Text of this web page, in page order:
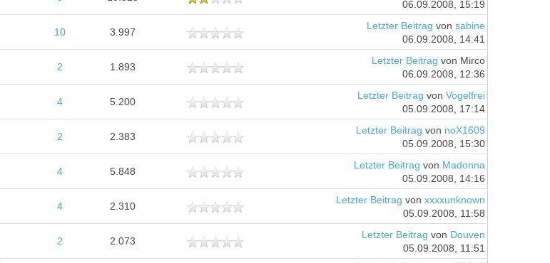
06.09.2008, 15:19
10 3.997
Letzter Beitrag von sabine
06.09.2008, 14:41
2 1.893
Letzter Beitrag von Mirco
06.09.2008, 12:36
4 5.200
Letzter Beitrag von Vogelfrei
05.09.2008, 17:14
2 2.383
Letzter Beitrag von noX1609
05.09.2008, 15:30
4 5.848
Letzter Beitrag von Madonna
05.09.2008, 14:16
4 2.310
Letzter Beitrag von xxxxunknown
05.09.2008, 11:58
2 2.073
Letzter Beitrag von Douven
05.09.2008, 11:51